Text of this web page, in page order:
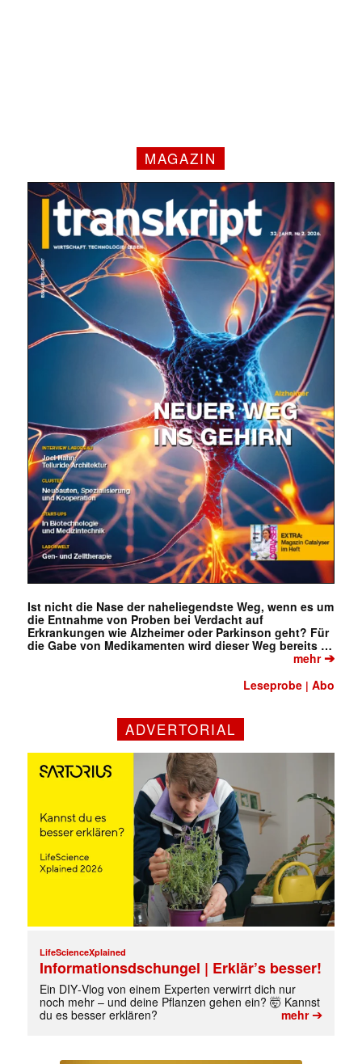
MAGAZIN
Ist nicht die Nase der naheliegendste Weg, wenn es um
die Entnahme von Proben bei Verdacht auf
Erkrankungen wie Alzheimer oder Parkinson geht? Für
die Gabe von Medikamenten wird dieser Weg bereits …
mehr➔
Leseprobe |Abo
ADVERTORIAL
LifeScienceXplained
Informationsdschungel | Erklär’s besser!
Ein DIY‑Vlog von einem Experten verwirrt dich nur
noch mehr – und deine Pflanzen gehen ein? 🤯 Kannst
du es besser erklären?
mehr➔